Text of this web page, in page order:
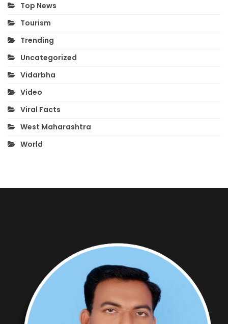
Top News
Tourism
Trending
Uncategorized
Vidarbha
Video
Viral Facts
West Maharashtra
World